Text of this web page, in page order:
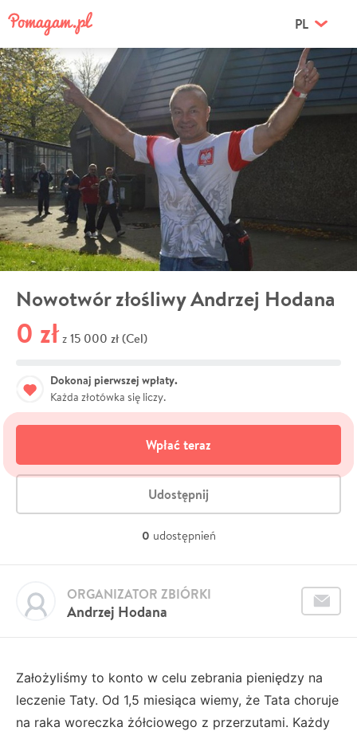
PL
Nowotwór złośliwy Andrzej Hodana
0 zł z 15 000 zł (Cel)
Dokonaj pierwszej wpłaty.
Każda złotówka się liczy.
Wpłać teraz
Udostępnij
0 udostępnień
Andrzej Hodana
ORGANIZATOR ZBIÓRKI
Założyliśmy to konto w celu zebrania pieniędzy na
leczenie Taty. Od 1,5 miesiąca wiemy, że Tata choruje
na raka woreczka żółciowego z przerzutami. Każdy